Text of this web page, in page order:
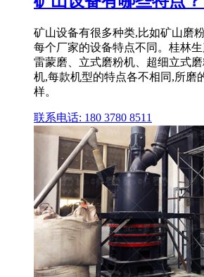
矿山设备有很多种类,比如矿山磨
每个厂家的设备特点不同。桂林
雷蒙磨、立式磨粉机、超细立式
机,每款机型的特点各不相同,所磨
样。
联系电话: 180 3780 8511